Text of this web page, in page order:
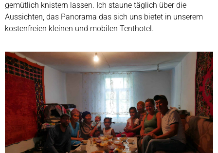
gemütlich knistern lassen. Ich staune täglich über die
Aussichten, das Panorama das sich uns bietet in unserem
kostenfreien kleinen und mobilen Tenthotel.